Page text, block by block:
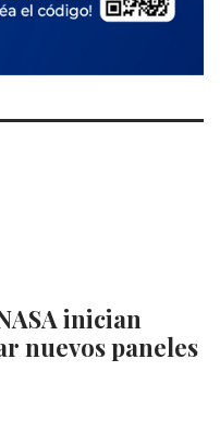
inician
nuevos paneles